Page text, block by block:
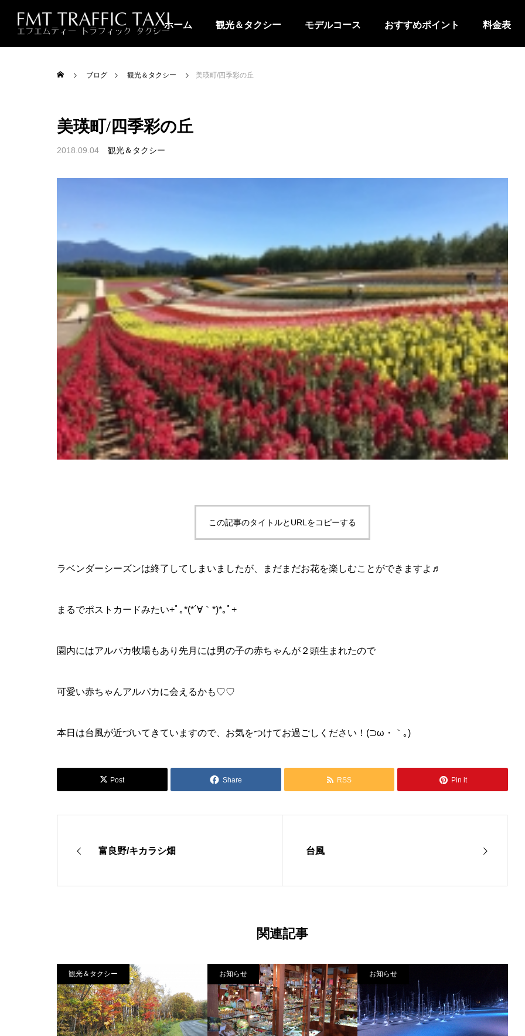
ホーム 観光＆タクシー モデルコース おすすめポイント 料金表
ブログ 観光＆タクシー 美瑛町/四季彩の丘
美瑛町/四季彩の丘
2018.09.04 観光＆タクシー
この記事のタイトルとURLをコピーする
ラベンダーシーズンは終了してしまいましたが、まだまだお花を楽しむことができますよ♬
まるでポストカードみたい+ﾟ｡*(*´∀｀*)*｡ﾟ+
園内にはアルパカ牧場もあり先月には男の子の赤ちゃんが２頭生まれたので
可愛い赤ちゃんアルパカに会えるかも♡♡
本日は台風が近づいてきていますので、お気をつけてお過ごしください！(⊃ω・｀｡)
Post Share RSS Pin it
富良野/キカラシ畑 台風
関連記事
観光＆タクシー お知らせ お知らせ